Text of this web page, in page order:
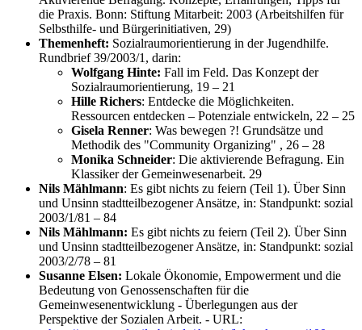
die Praxis. Bonn: Stiftung Mitarbeit: 2003 (Arbeitshilfen für
Selbsthilfe- und Bürgerinitiativen, 29)
Themenheft: Sozialraumorientierung in der Jugendhilfe.
Rundbrief 39/2003/1, darin:
Wolfgang Hinte: Fall im Feld. Das Konzept der
Sozialraumorientierung, 19 – 21
Hille Richers: Entdecke die Möglichkeiten.
Ressourcen entdecken – Potenziale entwickeln, 22 – 25
Gisela Renner: Was bewegen ?! Grundsätze und
Methodik des "Community Organizing" , 26 – 28
Monika Schneider: Die aktivierende Befragung. Ein
Klassiker der Gemeinwesenarbeit. 29
Nils Mählmann: Es gibt nichts zu feiern (Teil 1). Über Sinn
und Unsinn stadtteilbezogener Ansätze, in: Standpunkt: sozial
2003/1/81 – 84
Nils Mählmann: Es gibt nichts zu feiern (Teil 2). Über Sinn
und Unsinn stadtteilbezogener Ansätze, in: Standpunkt: sozial
2003/2/78 – 81
Susanne Elsen: Lokale Ökonomie, Empowerment und die
Bedeutung von Genossenschaften für die
Gemeinwesenentwicklung - Überlegungen aus der
Perspektive der Sozialen Arbeit. - URL: